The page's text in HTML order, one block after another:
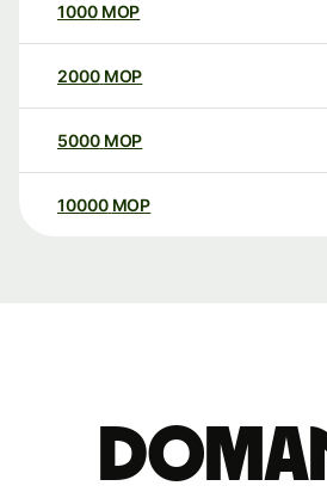
1000 MOP
2000 MOP
5000 MOP
10000 MOP